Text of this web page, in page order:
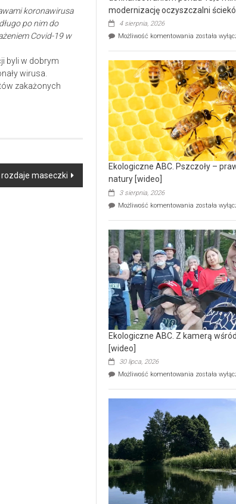
koronawirusa
po nim do
Covid-19 w
byli w dobrym
wirusa.
zakażonych
maseczki
modernizację oczyszczalni
4 sierpnia, 2026
Możliwość komentowania Ekologiczne
Wręczyca
Wielka
z
ponad
15,6
mln
na
modernizację
oczyszczalni
ścieków
[wideo]
została
Ekologiczne ABC. Pszczoły –
natury [wideo]
3 sierpnia, 2026
Możliwość komentowania Ekologiczne
–
prawdziwy
skarb
natury
[wideo]
została
Ekologiczne ABC. Z kamerą
[wideo]
30 lipca, 2026
Możliwość komentowania Ekologiczne
wśród
nietoperzy
[wideo]
została